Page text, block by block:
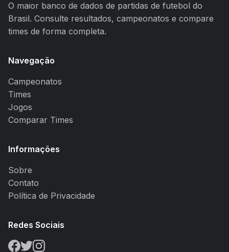
O maior banco de dados de partidas de futebol do
Brasil. Consulte resultados, campeonatos e compare
times de forma completa.
Navegação
Campeonatos
Times
Jogos
Comparar Times
Informações
Sobre
Contato
Política de Privacidade
Redes Sociais